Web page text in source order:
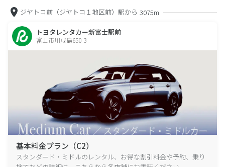
ジヤトコ前（ジヤトコ１地区前）駅から 3075m
トヨタレンタカー新富士駅前
富士市川成島650-3
基本料金プラン（C2）
スタンダード・ミドルのレンタル、お得な割引料金や予約、乗り